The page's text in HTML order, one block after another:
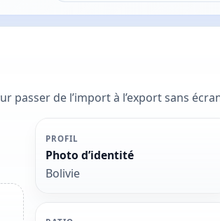
de l’import à l’export sans
PROFIL
Photo d’identité
Bolivie